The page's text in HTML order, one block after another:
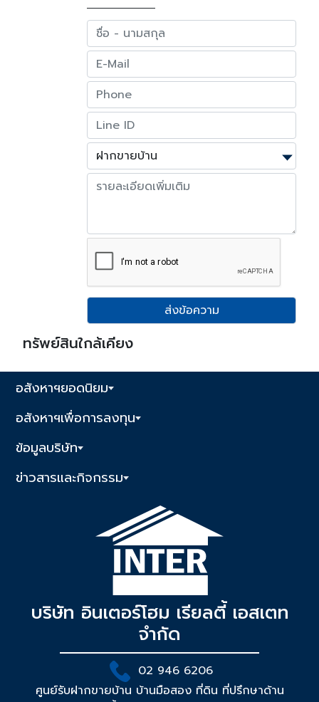
ส่งข้อความ
ทรัพย์สินใกล้เคียง
อสังหาฯยอดนิยม
อสังหาฯเพื่อการลงทุน
ข้อมูลบริษัท
ข่าวสารและกิจกรรม
บริษัท อินเตอร์โฮม เรียลตี้ เอสเตท
จำกัด
02 946 6206
ศูนย์รับฝากขายบ้าน บ้านมือสอง ที่ดิน ที่ปรึกษาด้าน